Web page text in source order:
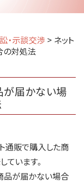
・示談交渉 > ネット
の対処法
が届かない場
通販で購入した商
います。
品が届かない場合